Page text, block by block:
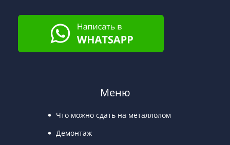
Меню
Что можно сдать на металлолом
Демонтаж